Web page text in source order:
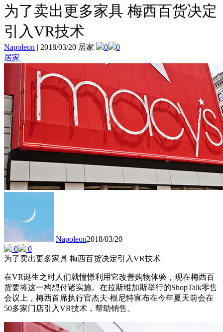
为了卖出更多家具 梅西百货决定
引入VR技术
Napoleon | 2018/03/20 居家 0
0
居家
Napoleon2018/03/20
0
0
为了卖出更多家具 梅西百货决定引入VR技术
在VR诞生之时人们就憧憬利用它改善购物体验，现在梅西百
货要将这一构想付诸实施。在拉斯维加斯举行的ShopTalk零售
会议上，梅西首席执行官杰夫·根尼特宣布在今年夏天前会在
50多家门店引入VR技术，帮助销售。